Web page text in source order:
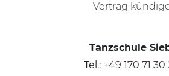
Vertrag
Tanzschule
Tel.: +49 170 71 30